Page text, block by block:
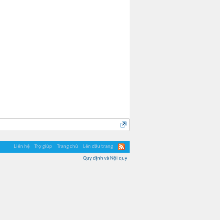
Liên hệ Trợ giúp Trang chủ Lên đầu trang
Quy định và Nội quy